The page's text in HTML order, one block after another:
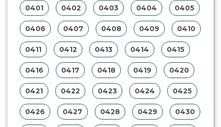
0401 0402 0403 0404 0405
0406 0407 0408 0409 0410
0411 0412 0413 0414 0415
0416 0417 0418 0419 0420
0421 0422 0423 0424 0425
0426 0427 0428 0429 0430